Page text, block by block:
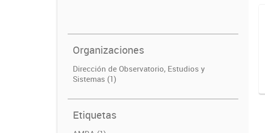
Organizaciones
Dirección de Observatorio, Estudios y
Sistemas (1)
Etiquetas